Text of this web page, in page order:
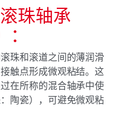
珠轴承
珠和滚道之间的薄润滑
触点形成微观粘结。这
在所称的混合轴承中使
陶瓷），可避免微观粘